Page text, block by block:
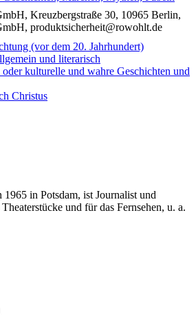
Kreuzbergstraße 30, 10965 Berlin,
produktsicherheit@rowohlt.de
(vor dem 20. Jahrhundert)
und literarisch
kulturelle und wahre Geschichten und
Christus
1965 in Potsdam, ist Journalist und
und für das Fernsehen, u. a.